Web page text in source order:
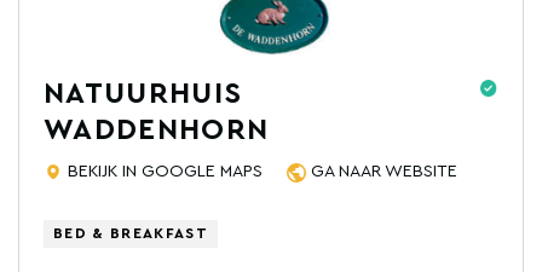
NATUURHUIS
WADDENHORN
BEKIJK IN GOOGLE MAPS GA NAAR WEBSITE
BED & BREAKFAST